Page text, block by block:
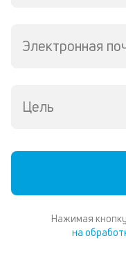
Электронная
Цель
Нажимая
на